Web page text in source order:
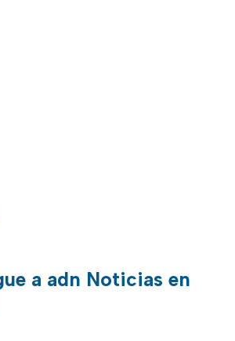
a adn Noticias en